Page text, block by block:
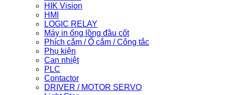
HIK Vision
HMI
LOGIC RELAY
Máy in ống lồng đầu cốt
Phích cắm / Ổ cắm / Công tắc
Phụ kiện
Can nhiệt
PLC
Contactor
DRIVER / MOTOR SERVO